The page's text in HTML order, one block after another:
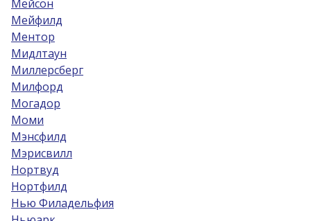
Мейсон
Мейфилд
Ментор
Мидлтаун
Миллерсберг
Милфорд
Могадор
Моми
Мэнсфилд
Мэрисвилл
Нортвуд
Нортфилд
Нью Филадельфия